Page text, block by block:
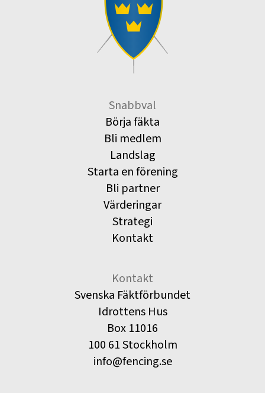
Snabbval
Börja fäkta
Bli medlem
Landslag
Starta en förening
Bli partner
Värderingar
Strategi
Kontakt
Kontakt
Svenska Fäktförbundet
Idrottens Hus
Box 11016
100 61 Stockholm
info@fencing.se